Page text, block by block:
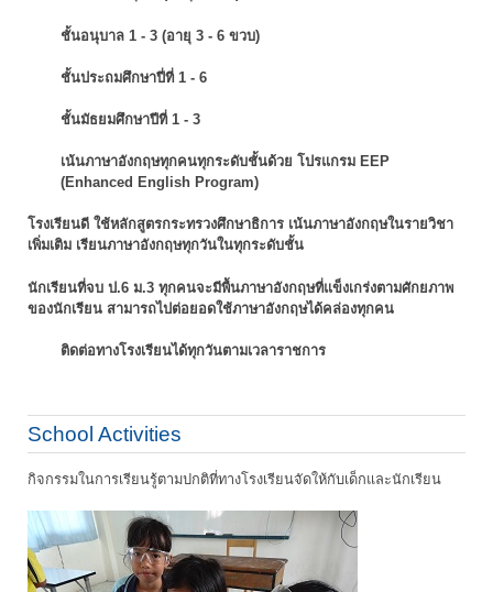
ชั้นอนุบาล 1 - 3 (อายุ 3 - 6 ขวบ)
ชั้นประถมศึกษาปี่ที่ 1 - 6
ชั้นมัธยมศึกษาปีที่ 1 - 3
เน้นภาษาอังกฤษทุกคนทุกระดับชั้นด้วย โปรแกรม EEP
(Enhanced English Program)
โรงเรียนดี ใช้หลักสูตรกระทรวงศึกษาธิการ เน้นภาษาอังกฤษในรายวิชา
เพิ่มเติม เรียนภาษาอังกฤษทุกวันในทุกระดับชั้น
นักเรียนที่จบ ป.6 ม.3 ทุกคนจะมีพื้นภาษาอังกฤษที่แข็งเกร่งตามศักยภาพ
ของนักเรียน สามารถไปต่อยอดใช้ภาษาอังกฤษได้คล่องทุกคน
ติดต่อทางโรงเรียนได้ทุกวันตามเวลาราชการ
School Activities
กิจกรรมในการเรียนรู้ตามปกติที่ทางโรงเรียนจัดให้กับเด็กและนักเรียน